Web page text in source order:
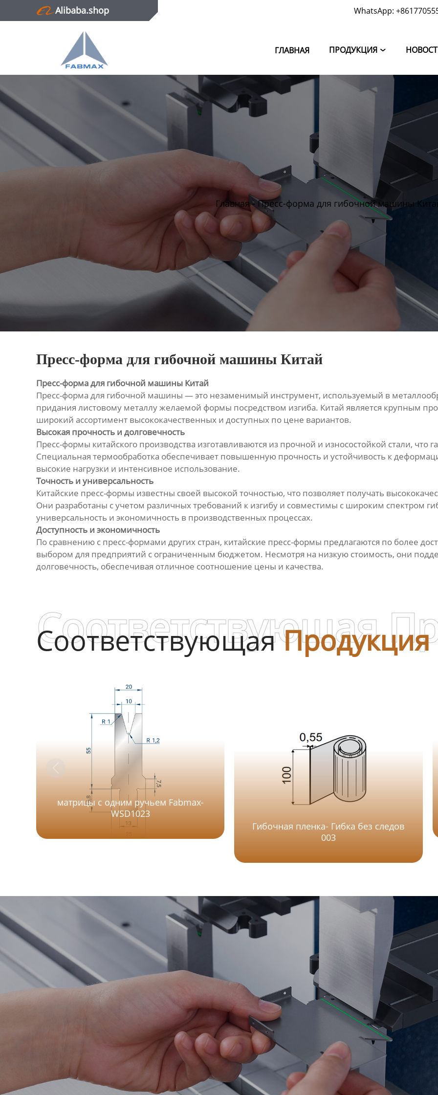
Alibaba.shop WhatsApp:
ГЛАВНАЯ ПРОДУКЦИЯ 
Главная
Контактная информация
Главная-Пресс-форма для гибочной машины
Пресс-форма для гибочной машины Китай
Пресс-форма для гибочной машины Китай
Пресс-форма для гибочной машины — это незаменимый инструмент, используемый в
придания листовому металлу желаемой формы посредством изгиба. Китай является крупным
широкий ассортимент высококачественных и доступных по цене вариантов.
Высокая прочность и долговечность
Пресс-формы китайского производства изготавливаются из прочной и износостойкой стали, что
Специальная термообработка обеспечивает повышенную прочность и устойчивость к
высокие нагрузки и интенсивное использование.
Точность и универсальность
Китайские пресс-формы известны своей высокой точностью, что позволяет получать
Они разработаны с учетом различных требований к изгибу и совместимы с широким спектром
универсальность и экономичность в производственных процессах.
Доступность и экономичность
По сравнению с пресс-формами других стран, китайские пресс-формы предлагаются по более
выбором для предприятий с ограниченным бюджетом. Несмотря на низкую стоимость, они
долговечность, обеспечивая отличное соотношение цены и качества.
СоответствующаяПродукция
Соответствующая
матрицы с одним ручьем Fabmax-
WSD1023
Гибочная пленка- Гибка без следов
003